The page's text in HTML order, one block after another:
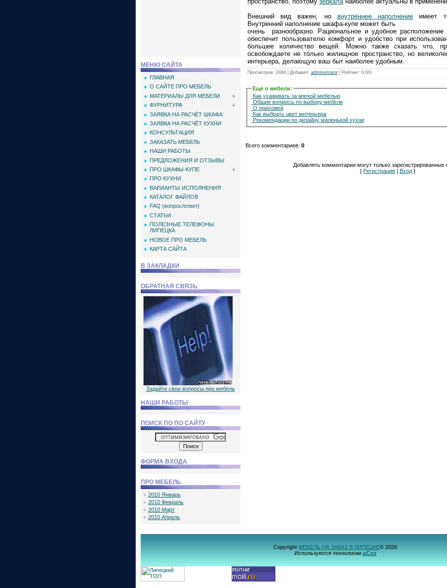
МЕНЮ САЙТА
ГЛАВНАЯ
О САЙТЕ ПРО МЕБЕЛЬ
МАТЕРИАЛЫ ДЛЯ МЕБЕЛИ
ФУРНИТУРА
ЗАЯВКА НА РАСЧЁТ ШКАФА
ЗАЯВКА НА РАСЧЁТ КУХНИ
КОНСУЛЬТАЦИЯ
ЗАКАЗАТЬ МЕБЕЛЬ
НАШИ РАБОТЫ
ПРЕДЛОЖЕНИЯ И ОТЗЫВЫ
ПРО ШКАФЫ-КУПЕ
ПРО КУХНИ
ВАРИАНТЫ ИСПОЛНЕНИЯ
КАТАЛОГ ФАЙЛОВ
FAQ (вопрос/ответ)
СТАТЬИ
ПОЛЕЗНЫЕ ТЕЛЕФОНЫ
ЛИПЕЦКА
НОВОЕ ПРО МЕБЕЛЬ
КАРТА САЙТА
В ЗАКЛАДКИ
ОБРАТНАЯ СВЯЗЬ
Задайте свои вопросы про мебель
НАШИ РАБОТЫ
ПОИСК ПО ПО САЙТУ
ФОРМА ВХОДА
ПРО МЕБЕЛЬ
2010 Январь
2010 Февраль
2010 Март
2010 Апрель
Внешний вид важен, но внутреннее наполнение имеет
Внутренний наполнение шкафа-купе может быть
очень разнообразно. Рациональное и удобное
обеспечит пользователю комфорт и удобство при
большее количество вещей. Можно также сказать что,
освобождаете не только жилищное пространство, но
интерьера, делающую ваш быт наиболее удобным.
Просмотров: 2484 | Добавил: administrator Рейтинг: 0.0/0
Ещё о мебели:
Как ухаживать за мягкой мебелью
Общие вопросы по выбору мебели
О прихожей
Как выбрать цвет мнтерьера
Рекомендации по дизайну маленькой кухни
Всего комментариев: 0
Добавлять комментарии могут только зарегистрированные
[ Регистрация | Вход ]
Copyright МЕБЕЛЬ НА ЗАКАЗ В ЛИПЕЦКЕ© 2026
Используются технологии uCoz